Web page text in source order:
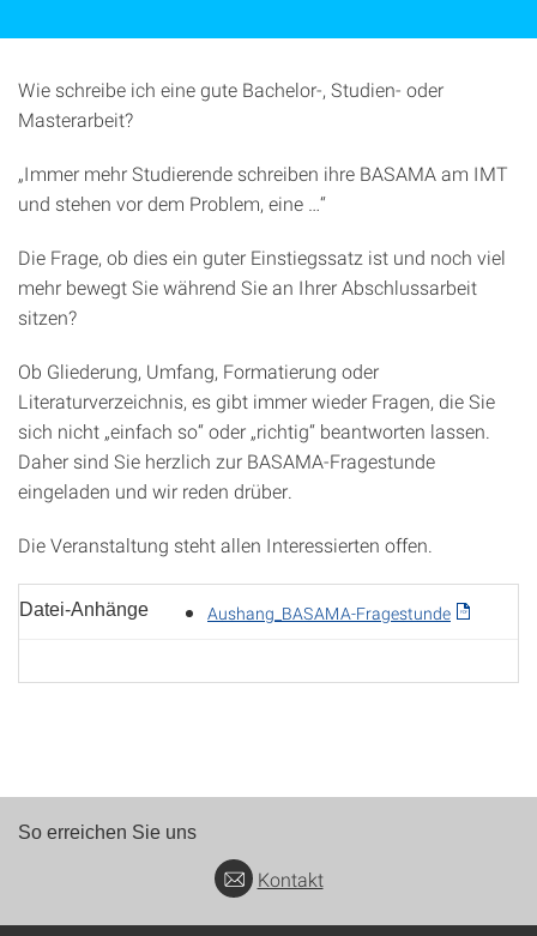
Wie schreibe ich eine gute Bachelor-, Studien- oder
Masterarbeit?
„Immer mehr Studierende schreiben ihre BASAMA am IMT
und stehen vor dem Problem, eine …“
Die Frage, ob dies ein guter Einstiegssatz ist und noch viel
mehr bewegt Sie während Sie an Ihrer Abschlussarbeit
sitzen?
Ob Gliederung, Umfang, Formatierung oder
Literaturverzeichnis, es gibt immer wieder Fragen, die Sie
sich nicht „einfach so“ oder „richtig“ beantworten lassen.
Daher sind Sie herzlich zur BASAMA-Fragestunde
eingeladen und wir reden drüber.
Die Veranstaltung steht allen Interessierten offen.
Datei-Anhänge Aushang_BASAMA-Fragestunde
So erreichen Sie uns
Kontakt